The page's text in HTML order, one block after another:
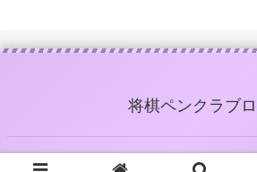
将棋ペンクラブ